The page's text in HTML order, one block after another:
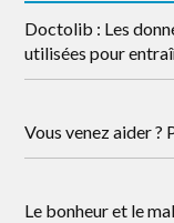
Doctolib : Les
utilisées pour
Vous venez aider ?
Le bonheur et le